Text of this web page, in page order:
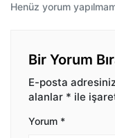
Henüz yorum
Bir Yorum
E-posta
alanlar * ile
Yorum *